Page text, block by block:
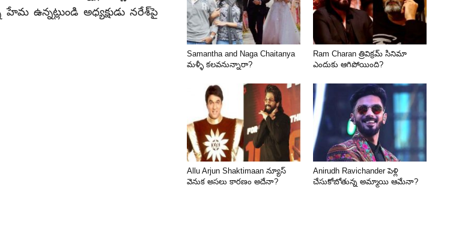
ఉన్నట్లుండి అధ్యక్షుడు నరేశ్‌పై
Samantha and Naga Chaitanya
మళ్ళీ కలవనున్నారా?
Ram Charan త్రివిక్రమ్ సినిమా
ఎందుకు ఆగిపోయింది?
Allu Arjun Shaktimaan న్యూస్
వెనుక అసలు కారణం అదేనా?
Anirudh Ravichander పెళ్లి
చేసుకోబోతున్న అమ్మాయి ఆమేనా?